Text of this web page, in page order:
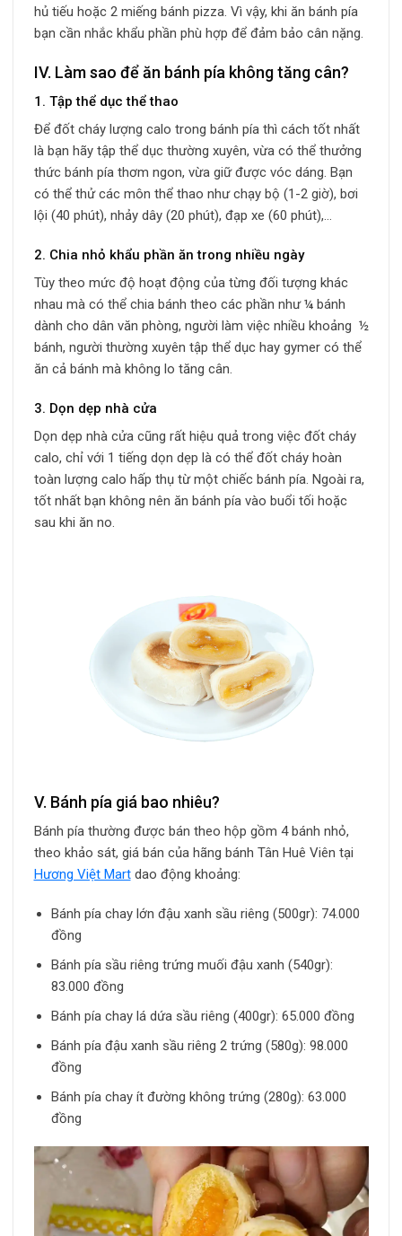
hủ tiếu hoặc 2 miếng bánh pizza. Vì vậy, khi ăn bánh pía
bạn cần nhắc khẩu phần phù hợp để đảm bảo cân nặng.
IV. Làm sao để ăn bánh pía không tăng cân?
1. Tập thể dục thể thao
Để đốt cháy lượng calo trong bánh pía thì cách tốt nhất
là bạn hãy tập thể dục thường xuyên, vừa có thể thưởng
thức bánh pía thơm ngon, vừa giữ được vóc dáng. Bạn
có thể thử các môn thể thao như chạy bộ (1-2 giờ), bơi
lội (40 phút), nhảy dây (20 phút), đạp xe (60 phút),…
2. Chia nhỏ khẩu phần ăn trong nhiều ngày
Tùy theo mức độ hoạt động của từng đối tượng khác
nhau mà có thể chia bánh theo các phần như ¼ bánh
dành cho dân văn phòng, người làm việc nhiều khoảng ½
bánh, người thường xuyên tập thể dục hay gymer có thể
ăn cả bánh mà không lo tăng cân.
3. Dọn dẹp nhà cửa
Dọn dẹp nhà cửa cũng rất hiệu quả trong việc đốt cháy
calo, chỉ với 1 tiếng dọn dẹp là có thể đốt cháy hoàn
toàn lượng calo hấp thụ từ một chiếc bánh pía. Ngoài ra,
tốt nhất bạn không nên ăn bánh pía vào buổi tối hoặc
sau khi ăn no.
V. Bánh pía giá bao nhiêu?
Bánh pía thường được bán theo hộp gồm 4 bánh nhỏ,
theo khảo sát, giá bán của hãng bánh Tân Huê Viên tại
Hương Việt Martdao động khoảng:
Bánh pía chay lớn đậu xanh sầu riêng (500gr): 74.000
đồng
Bánh pía sầu riêng trứng muối đậu xanh (540gr):
83.000 đồng
Bánh pía chay lá dứa sầu riêng (400gr): 65.000 đồng
Bánh pía đậu xanh sầu riêng 2 trứng (580g): 98.000
đồng
Bánh pía chay ít đường không trứng (280g): 63.000
đồng